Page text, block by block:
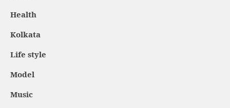
Health
Kolkata
Life style
Model
Music